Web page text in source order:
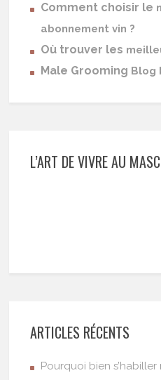
Comment choisir le
abonnement vin ?
Où trouver les
Male Grooming Blog
L’ART DE VIVRE AU
ARTICLES RÉCENTS
Pourquoi bien